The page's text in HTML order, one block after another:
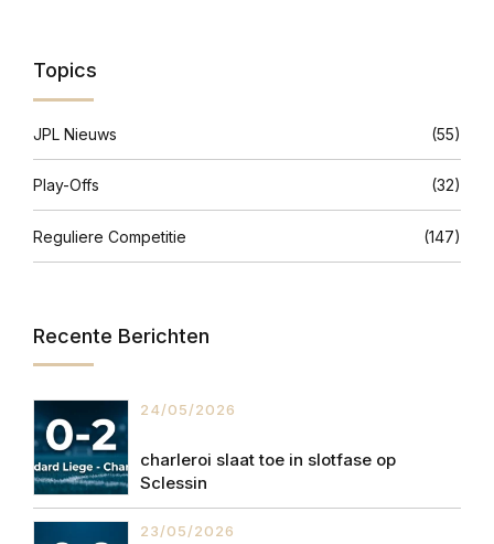
Topics
JPL Nieuws (55)
Play-Offs (32)
Reguliere Competitie (147)
Recente Berichten
24/05/2026
charleroi slaat toe in slotfase op
Sclessin
23/05/2026